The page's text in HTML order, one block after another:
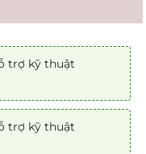
trợ kỹ thuật
trợ kỹ thuật